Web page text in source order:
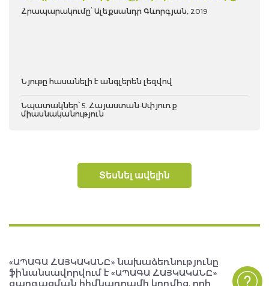
Հրապարակումը՝ Ալեքսանդր Գևորգյան, 2019
Նյութը հասանելի է անգլերեն լեզվով
Նպատակներ՝ 5. Հայաստան-Սփյուռք
միասնականություն
Տեսնել ավելին
«ԱՊԱԳԱ ՀԱՅԿԱԿԱՆԸ» նախաձեռնությունը
ֆինանսավորվում է «ԱՊԱԳԱ ՀԱՅԿԱԿԱՆԸ»
զարգացման հիմնադրամի կողմից, որի